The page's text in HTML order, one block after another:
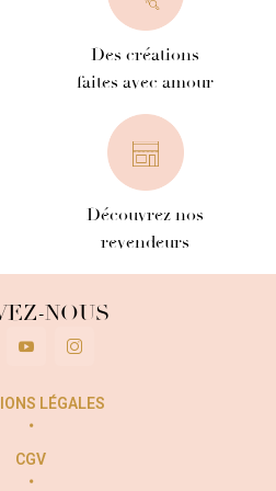
Des créations
faites avec amour
Découvrez nos
revendeurs
NOUS
LÉGALES
CGV